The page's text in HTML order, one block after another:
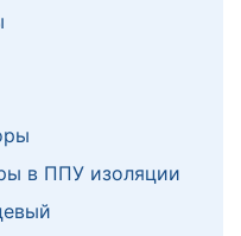
в ППУ изоляции